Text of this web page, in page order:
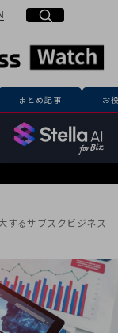
です。
English
検索する
まとめ記事 お
するサブスクビジネス